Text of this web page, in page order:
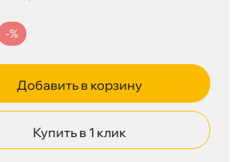
-%
Добавить в корзину
Купить в 1 клик
0 ₽